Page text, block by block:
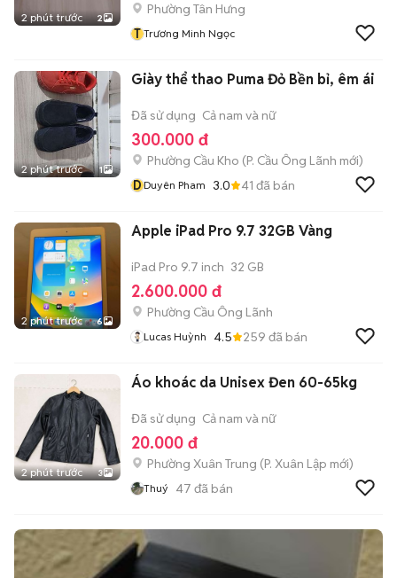
2 phút trước 2
Phường Tân Hưng
T Trương Minh Ngọc
2 phút trước 1
Giày thể thao Puma Đỏ Bền bỉ, êm ái
Đã sử dụng Cả nam và nữ
300.000 đ
Phường Cầu Kho (P. Cầu Ông Lãnh mới)
DDuyên Pham 3.0 41 đã bán
2 phút trước 6
Apple iPad Pro 9.7 32GB Vàng
iPad Pro 9.7 inch 32 GB
2.600.000 đ
Phường Cầu Ông Lãnh
Lucas Huỳnh 4.5 259 đã bán
2 phút trước 3
Áo khoác da Unisex Đen 60-65kg
Đã sử dụng Cả nam và nữ
20.000 đ
Phường Xuân Trung (P. Xuân Lập mới)
Thuý 47 đã bán